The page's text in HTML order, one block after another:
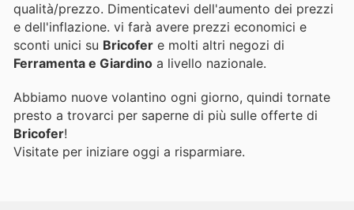
qualità/prezzo. Dimenticatevi dell'aumento dei prezzi
e dell'inflazione. vi farà avere prezzi economici e
sconti unici su Bricofer e molti altri negozi di
Ferramenta e Giardino a livello nazionale.
Abbiamo nuove volantino ogni giorno, quindi tornate
presto a trovarci per saperne di più sulle offerte di
Bricofer!
Visitate per iniziare oggi a risparmiare.